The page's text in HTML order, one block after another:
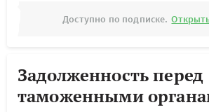
Доступно по подписке.
Задолженность перед
таможенными